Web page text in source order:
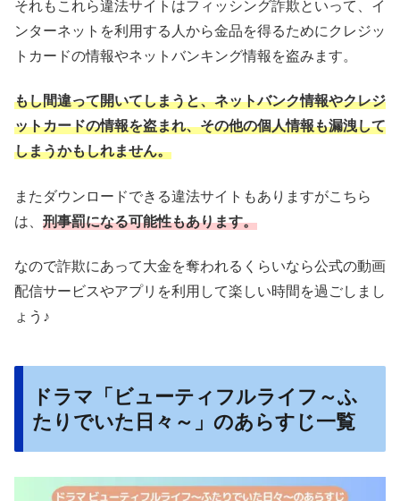
それもこれら違法サイトはフィッシング詐欺といって、イ
ンターネットを利用する人から金品を得るためにクレジッ
トカードの情報やネットバンキング情報を盗みます。
もし間違って開いてしまうと、ネットバンク情報やクレジ
ットカードの情報を盗まれ、その他の個人情報も漏洩して
しまうかもしれません。
またダウンロードできる違法サイトもありますがこちら
は、 刑事罰になる可能性もあります。
なので詐欺にあって大金を奪われるくらいなら公式の動画
配信サービスやアプリを利用して楽しい時間を過ごしまし
ょう♪
ドラマ「ビューティフルライフ～ふ
たりでいた日々～」のあらすじ一覧